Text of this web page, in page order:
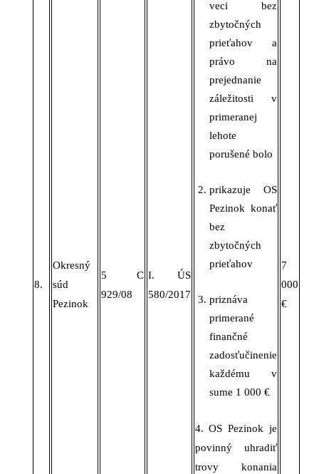
8.
Okresný
súd
Pezinok
5 C
929/08
I. ÚS
580/2017
veci bez
zbytočných
prieťahov a
právo na
prejednanie
záležitosti v
primeranej
lehote
porušené bolo
prikazuje OS
Pezinok konať
bez
zbytočných
prieťahov
priznáva
primerané
finančné
zadosťučinenie
každému v
sume 1 000 €
4. OS Pezinok je
povinný uhradiť
trovy konania
7
000
€